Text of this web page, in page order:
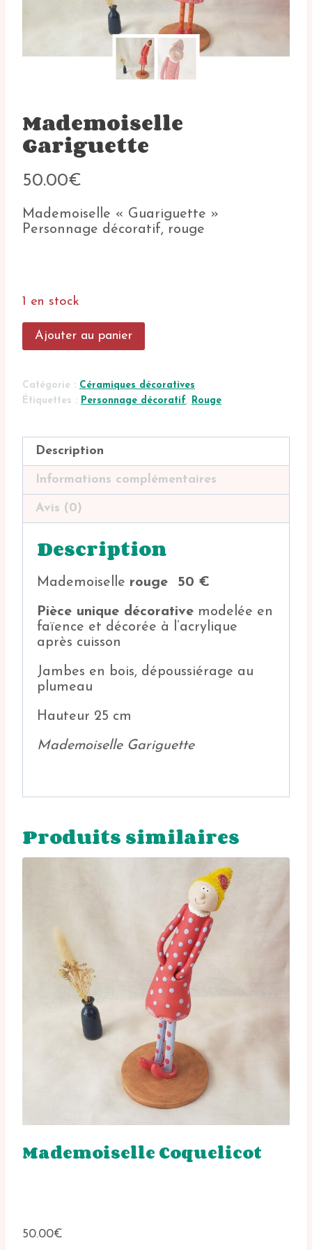
Mademoiselle
Gariguette
50.00€
Mademoiselle « Guariguette »
Personnage décoratif, rouge
1 en stock
quantité
Ajouter au panier
Catégorie : Céramiques décoratives
Étiquettes : Personnage décoratif, Rouge
Description
Informations complémentaires
Avis (0)
Description
Mademoiselle rouge 50 €
Pièce unique décorative modelée en
faïence et décorée à l’acrylique
après cuisson
Jambes en bois, dépoussiérage au
plumeau
Hauteur 25 cm
Mademoiselle Gariguette
Produits similaires
Mademoiselle Coquelicot
50.00€